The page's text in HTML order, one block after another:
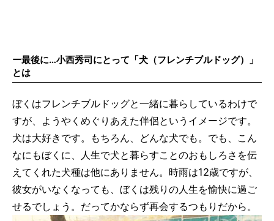
ー最後に…小西秀司にとって「犬（フレンチブルドッグ）」
とは
ぼくはフレンチブルドッグと一緒に暮らしているわけで
すが、ようやくめぐりあえた伴侶というイメージです。
犬は大好きです。もちろん、どんな犬でも。でも、こん
なにもぼくに、人生で犬と暮らすことのおもしろさを伝
えてくれた犬種は他にありません。時雨は12歳ですが、
彼女がいなくなっても、ぼくは残りの人生を愉快に過ご
せるでしょう。だってかならず再会するつもりだから。